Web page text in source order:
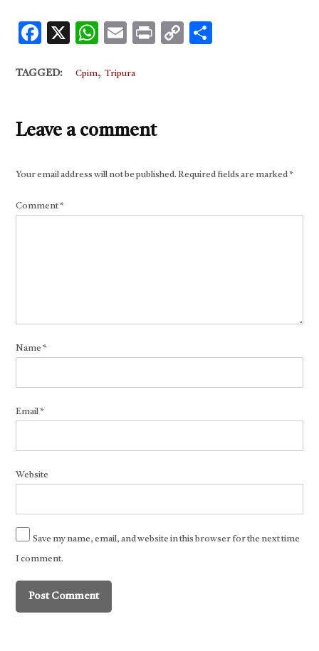
Facebook
X WhatsApp
EmailPrintCopy
TAGGED: Cpim,Tripura
Leave a comment
Your email address will not be published. Required fields are marked*
Comment*
Name*
Email*
Website
Save my name, email, and website in this browser for the next time
I comment.